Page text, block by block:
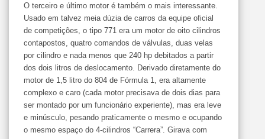
O terceiro e último motor é também o mais interessante.
Usado em talvez meia dúzia de carros da equipe oficial
de competições, o tipo 771 era um motor de oito cilindros
contapostos, quatro comandos de válvulas, duas velas
por cilindro e nada menos que 240 hp debitados a partir
dos dois litros de deslocamento. Derivado diretamente do
motor de 1,5 litro do 804 de Fórmula 1, era altamente
complexo e caro (cada motor precisava de dois dias para
ser montado por um funcionário experiente), mas era leve
e minúsculo, pesando praticamente o mesmo e ocupando
o mesmo espaço do 4-cilindros “Carrera”. Girava com